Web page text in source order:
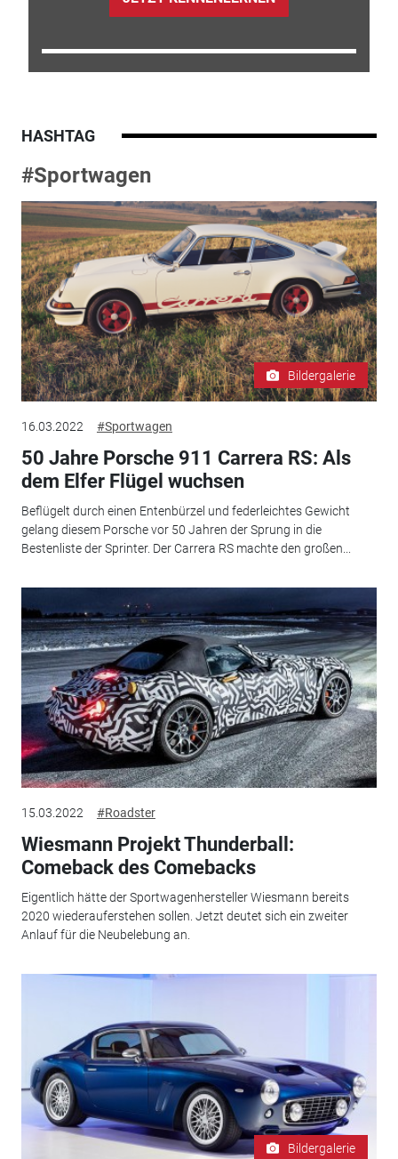
HASHTAG
#Sportwagen
Bildergalerie
16.03.2022 #Sportwagen
50 Jahre Porsche 911 Carrera RS: Als
dem Elfer Flügel wuchsen
Beflügelt durch einen Entenbürzel und federleichtes Gewicht
gelang diesem Porsche vor 50 Jahren der Sprung in die
Bestenliste der Sprinter. Der Carrera RS machte den großen...
15.03.2022 #Roadster
Wiesmann Projekt Thunderball:
Comeback des Comebacks
Eigentlich hätte der Sportwagenhersteller Wiesmann bereits
2020 wiederauferstehen sollen. Jetzt deutet sich ein zweiter
Anlauf für die Neubelebung an.
Bildergalerie